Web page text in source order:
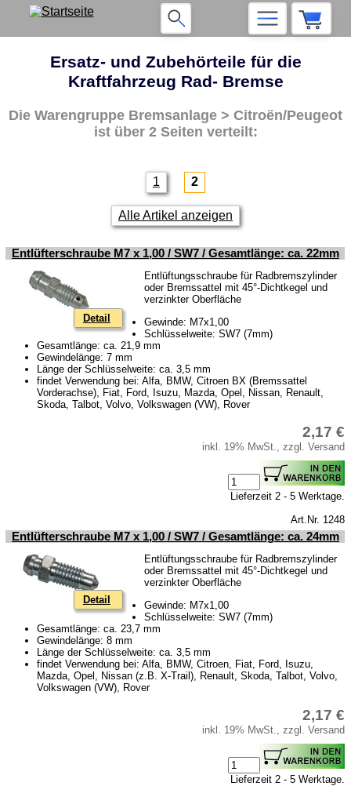
Ersatz- und Zubehörteile für die
Kraftfahrzeug Rad- Bremse
Die Warengruppe Bremsanlage > Citroën/Peugeot
ist über 2 Seiten verteilt:
1 2
Alle Artikel anzeigen
Entlüfterschraube M7 x 1,00 / SW7 / Gesamtlänge: ca. 22mm
Detail
Entlüftungsschraube für Radbremszylinder
oder Bremssattel mit 45°-Dichtkegel und
verzinkter Oberfläche
Gewinde: M7x1,00
Schlüsselweite: SW7 (7mm)
Gesamtlänge: ca. 21,9 mm
Gewindelänge: 7 mm
Länge der Schlüsselweite: ca. 3,5 mm
findet Verwendung bei: Alfa, BMW, Citroen BX (Bremssattel
Vorderachse), Fiat, Ford, Isuzu, Mazda, Opel, Nissan, Renault,
Skoda, Talbot, Volvo, Volkswagen (VW), Rover
2,17 €
inkl. 19% MwSt., zzgl. Versand
Lieferzeit 2 - 5 Werktage.
Art.Nr. 1248
Entlüfterschraube M7 x 1,00 / SW7 / Gesamtlänge: ca. 24mm
Detail
Entlüftungsschraube für Radbremszylinder
oder Bremssattel mit 45°-Dichtkegel und
verzinkter Oberfläche
Gewinde: M7x1,00
Schlüsselweite: SW7 (7mm)
Gesamtlänge: ca. 23,7 mm
Gewindelänge: 8 mm
Länge der Schlüsselweite: ca. 3,5 mm
findet Verwendung bei: Alfa, BMW, Citroen, Fiat, Ford, Isuzu,
Mazda, Opel, Nissan (z.B. X-Trail), Renault, Skoda, Talbot, Volvo,
Volkswagen (VW), Rover
2,17 €
inkl. 19% MwSt., zzgl. Versand
Lieferzeit 2 - 5 Werktage.